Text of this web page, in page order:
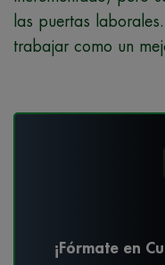
las puertas
trabajar como un
¡Fórmate en